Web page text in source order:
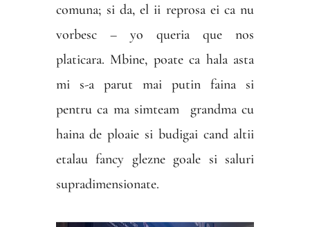
comuna; si da, el ii reprosa ei ca nu
vorbesc – yo queria que nos
platicara. Mbine, poate ca hala asta
mi s-a parut mai putin faina si
pentru ca ma simteam
grandma cu
haina de ploaie si budigai cand altii
etalau fancy glezne goale si saluri
supradimensionate.